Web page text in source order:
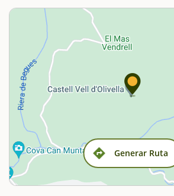
Generar Ruta